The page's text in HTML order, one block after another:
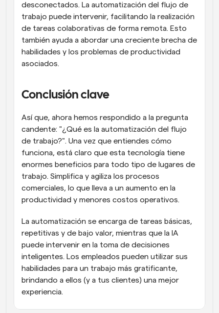
desconectados. La automatización del flujo de
trabajo puede intervenir, facilitando la realización
de tareas colaborativas de forma remota. Esto
también ayuda a abordar una creciente brecha de
habilidades y los problemas de productividad
asociados.
Conclusión clave
Así que, ahora hemos respondido a la pregunta
candente: "¿Qué es la automatización del flujo
de trabajo?". Una vez que entiendes cómo
funciona, está claro que esta tecnología tiene
enormes beneficios para todo tipo de lugares de
trabajo. Simplifica y agiliza los procesos
comerciales, lo que lleva a un aumento en la
productividad y menores costos operativos.
La automatización se encarga de tareas básicas,
repetitivas y de bajo valor, mientras que la IA
puede intervenir en la toma de decisiones
inteligentes. Los empleados pueden utilizar sus
habilidades para un trabajo más gratificante,
brindando a ellos (y a tus clientes) una mejor
experiencia.